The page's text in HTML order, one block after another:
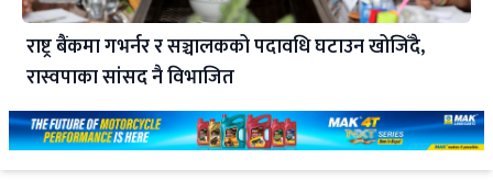
राष्ट्र बैंकमा गभर्नर र सञ्चालकको पदावधि घटाउन खोजिँदै,
रास्वपाका सांसद नै विभाजित